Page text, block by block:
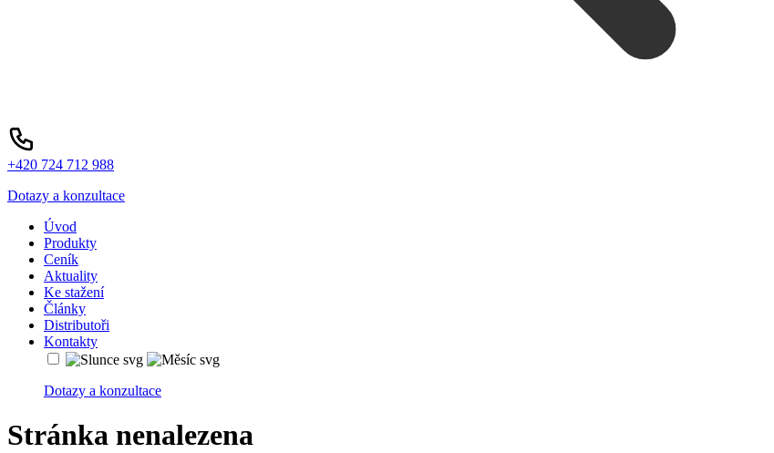
+420 724 712 988
Dotazy a konzultace
Úvod
Produkty
Ceník
Aktuality
Ke stažení
Články
Distributoři
Kontakty
Dotazy a konzultace
Stránka nenalezena